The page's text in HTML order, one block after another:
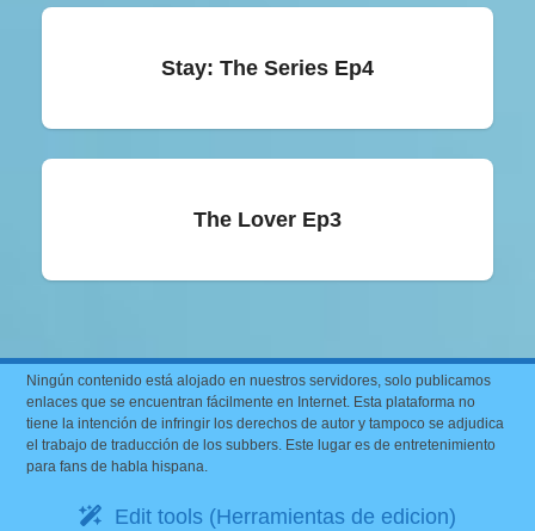
Stay: The Series Ep4
The Lover Ep3
Ningún contenido está alojado en nuestros servidores, solo publicamos
enlaces que se encuentran fácilmente en Internet. Esta plataforma no
tiene la intención de infringir los derechos de autor y tampoco se adjudica
el trabajo de traducción de los subbers. Este lugar es de entretenimiento
para fans de habla hispana.
Edit tools (Herramientas de edicion)